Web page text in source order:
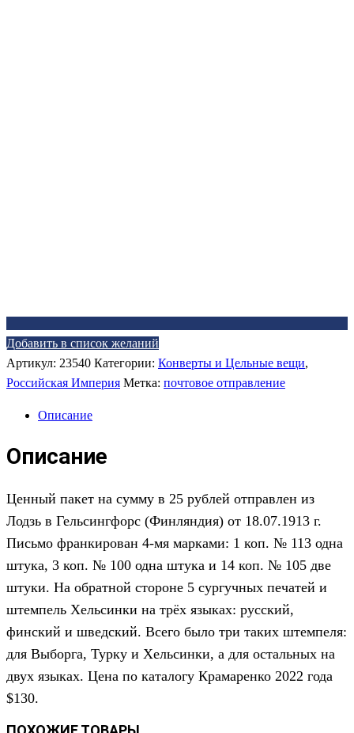
Добавить в список желаний
Артикул: 23540 Категории: Конверты и Цельные вещи,
Российская Империя Метка: почтовое отправление
Описание
Описание
Ценный пакет на сумму в 25 рублей отправлен из
Лодзь в Гельсингфорс (Финляндия) от 18.07.1913 г.
Письмо франкирован 4-мя марками: 1 коп. № 113 одна
штука, 3 коп. № 100 одна штука и 14 коп. № 105 две
штуки. На обратной стороне 5 сургучных печатей и
штемпель Хельсинки на трёх языках: русский,
финский и шведский. Всего было три таких штемпеля:
для Выборга, Турку и Хельсинки, а для остальных на
двух языках. Цена по каталогу Крамаренко 2022 года
$130.